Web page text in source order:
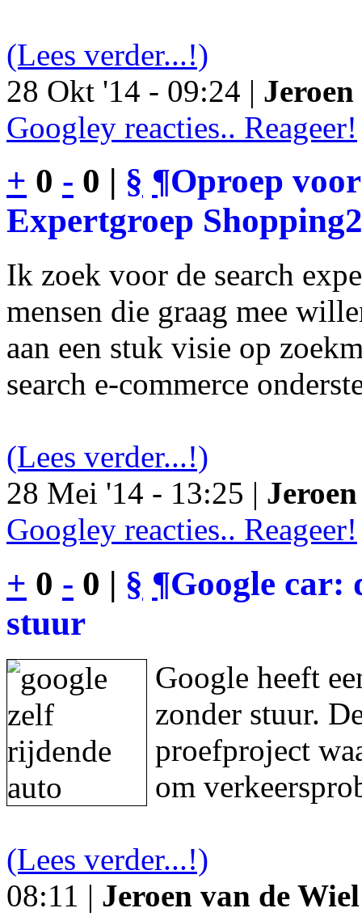
(Lees verder...!)
28 Okt '14 - 09:24 |
Googley reacties.. Reageer!
+ 0 - 0 | § ¶Oproep
Expertgroep
Ik zoek voor de search
mensen die graag mee
aan een stuk visie op
search e-commerce
(Lees verder...!)
28 Mei '14 - 13:25 |
Googley reacties.. Reageer!
+ 0 - 0 | § ¶Google car:
stuur
Google heeft
zonder stuur.
proefproject
om
(Lees verder...!)
08:11 | Jeroen van de Wiel